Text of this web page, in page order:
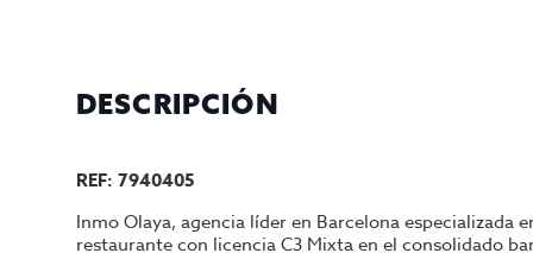
DESCRIPCIÓN
REF: 7940405
Inmo Olaya, agencia líder en Barcelona
restaurante con licencia C3 Mixta en el consolidado